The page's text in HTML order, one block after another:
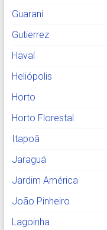
Guarani
Gutierrez
Havaí
Heliópolis
Horto
Horto Florestal
Itapoã
Jaraguá
Jardim América
João Pinheiro
Lagoinha